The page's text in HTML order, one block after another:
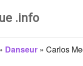
.info
Danseur » Carlos